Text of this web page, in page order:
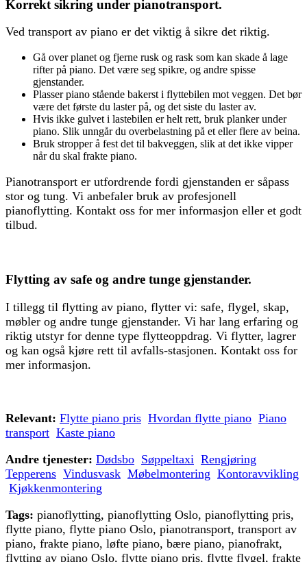
Korrekt sikring under pianotransport.
Ved transport av piano er det viktig å sikre det riktig.
Gå over planet og fjerne rusk og rask som kan skade å lage
rifter på piano. Det være seg spikre, og andre spisse
gjenstander.
Plasser piano stående bakerst i flyttebilen mot veggen. Det bør
være det første du laster på, og det siste du laster av.
Hvis ikke gulvet i lastebilen er helt rett, bruk planker under
piano. Slik unngår du overbelastning på et eller flere av beina.
Bruk stropper å fest det til bakveggen, slik at det ikke vipper
når du skal frakte piano.
Pianotransport er utfordrende fordi gjenstanden er såpass
stor og tung. Vi anbefaler bruk av profesjonell
pianoflytting. Kontakt oss for mer informasjon eller et godt
tilbud.
Flytting av safe og andre tunge gjenstander.
I tillegg til flytting av piano, flytter vi: safe, flygel, skap,
møbler og andre tunge gjenstander. Vi har lang erfaring og
riktig utstyr for denne type flytteoppdrag. Vi flytter, lagrer
og kan også kjøre rett til avfalls-stasjonen. Kontakt oss for
mer informasjon.
Relevant: Flytte piano pris Hvordan flytte piano Piano
transport Kaste piano
Andre tjenester: Dødsbo Søppeltaxi Rengjøring
Tepperens Vindusvask Møbelmontering Kontoravvikling
Kjøkkenmontering
Tags: pianoflytting, pianoflytting Oslo, pianoflytting pris,
flytte piano, flytte piano Oslo, pianotransport, transport av
piano, frakte piano, løfte piano, bære piano, pianofrakt,
flytting av piano Oslo, flytte piano pris, flytte flygel, frakte